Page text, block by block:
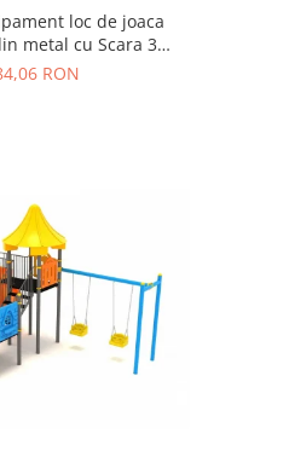
loc de joaca
metal cu Scara 3
si Activitati
RON